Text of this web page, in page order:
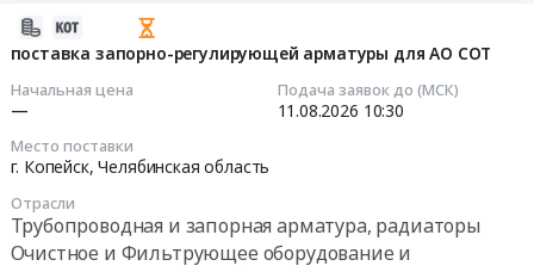
поставка запорно-регулирующей арматуры для АО СОТ
Начальная цена
—
Подача заявок до (МСК)
11.08.2026 10:30
Место поставки
г. Копейск,Челябинская область
Отрасли
Трубопроводная и запорная арматура, радиаторы
Очистное и Фильтрующее оборудование и